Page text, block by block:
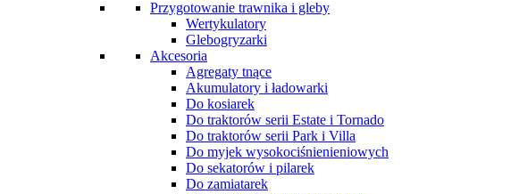
Przygotowanie trawnika i gleby
Wertykulatory
Glebogryzarki
Akcesoria
Agregaty tnące
Akumulatory i ładowarki
Do kosiarek
Do traktorów serii Estate i Tornado
Do traktorów serii Park i Villa
Do myjek wysokociśnienieniowych
Do sekatorów i pilarek
Do zamiatarek